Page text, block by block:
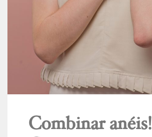
Combinar anéis!